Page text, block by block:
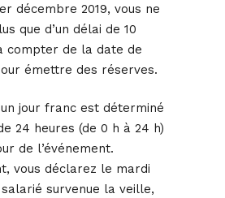
décembre 2019, vous ne
que d’un délai de 10
compter de la date de
émettre des réserves.
jour franc est déterminé
24 heures (de 0 h à 24 h)
de l’événement.
vous déclarez le mardi
salarié survenue la veille,